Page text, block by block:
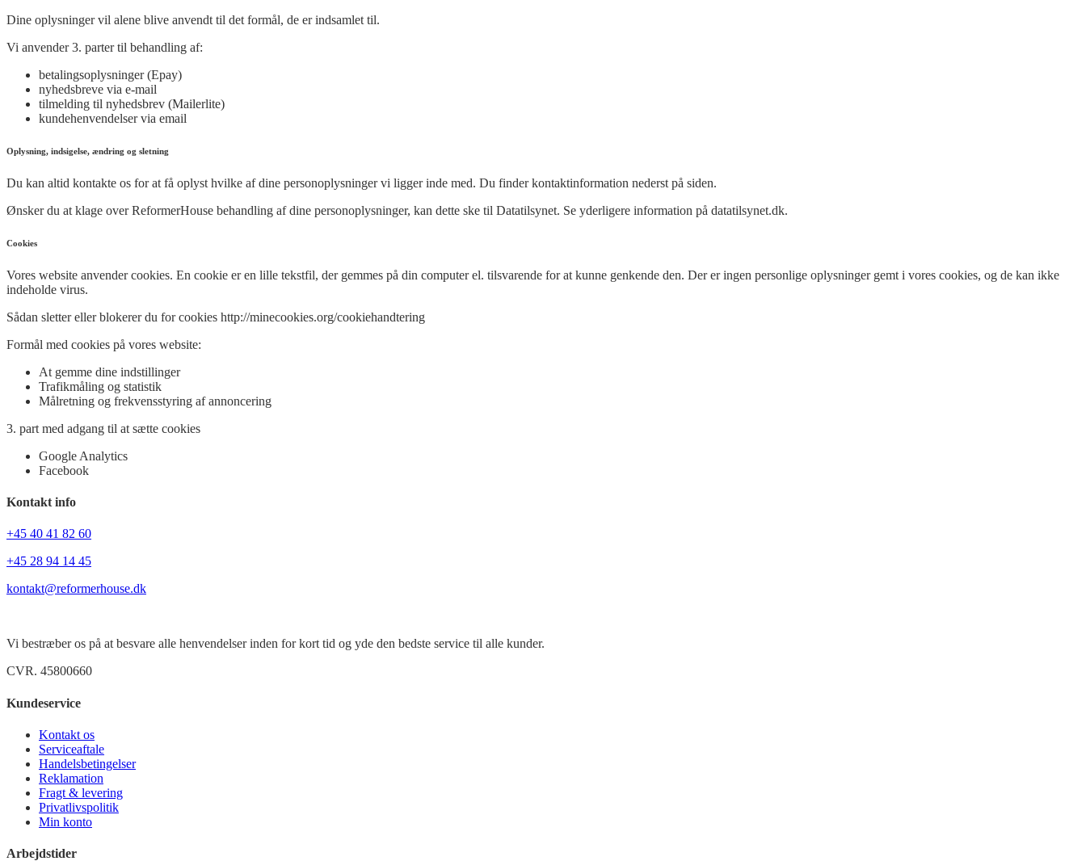
Dine oplysninger vil alene blive anvendt til det formål, de er indsamlet til.
Vi anvender 3. parter til behandling af:
betalingsoplysninger (Epay)
nyhedsbreve via e-mail
tilmelding til nyhedsbrev (Mailerlite)
kundehenvendelser via email
Oplysning, indsigelse, ændring og sletning
Du kan altid kontakte os for at få oplyst hvilke af dine personoplysninger vi ligger inde med. Du finder kontaktinformation nederst på siden.
Ønsker du at klage over ReformerHouse behandling af dine personoplysninger, kan dette ske til Datatilsynet. Se yderligere information på datatilsynet.dk.
Cookies
Vores website anvender cookies. En cookie er en lille tekstfil, der gemmes på din computer el. tilsvarende for at kunne genkende den. Der er ingen personlige oplysninger gemt i vores cookies, og de kan ikke
indeholde virus.
Sådan sletter eller blokerer du for cookies http://minecookies.org/cookiehandtering
Formål med cookies på vores website:
At gemme dine indstillinger
Trafikmåling og statistik
Målretning og frekvensstyring af annoncering
3. part med adgang til at sætte cookies
Google Analytics
Facebook
Kontakt info
+45 40 41 82 60
+45 28 94 14 45
kontakt@reformerhouse.dk
Vi bestræber os på at besvare alle henvendelser inden for kort tid og yde den bedste service til alle kunder.
CVR. 45800660
Kundeservice
Kontakt os
Serviceaftale
Handelsbetingelser
Reklamation
Fragt & levering
Privatlivspolitik
Min konto
Arbejdstider